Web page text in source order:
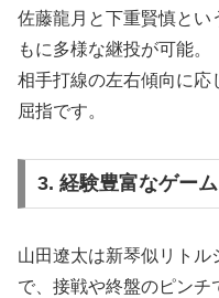
佐藤龍月と下重賢慎とい
もに多様な継投が可能。
相手打線の左右傾向に応
屈指です。
3. 経験豊富なゲー
山田遼太は新琴似リトル
で、接戦や終盤のピンチ